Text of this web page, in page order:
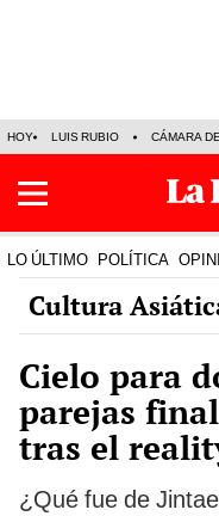
HOY LUIS RUBIO CÁMARA
LO ÚLTIMO POLÍTICA
Cultura
Cielo para
parejas
tras el
¿Qué fue de